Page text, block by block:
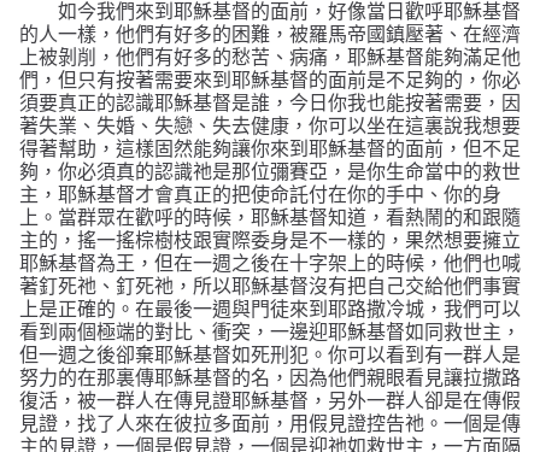
如今我們來到耶穌基督的面前，好像當日歡呼耶穌基督
的人一樣，他們有好多的困難，被羅馬帝國鎮壓著、在經濟
上被剝削，他們有好多的愁苦、病痛，耶穌基督能夠滿足他
們，但只有按著需要來到耶穌基督的面前是不足夠的，你必
須要真正的認識耶穌基督是誰，今日你我也能按著需要，因
著失業、失婚、失戀、失去健康，你可以坐在這裏說我想要
得著幫助，這樣固然能夠讓你來到耶穌基督的面前，但不足
夠，你必須真的認識祂是那位彌賽亞，是你生命當中的救世
主，耶穌基督才會真正的把使命託付在你的手中、你的身
上。當群眾在歡呼的時候，耶穌基督知道，看熱鬧的和跟隨
主的，搖一搖棕樹枝跟實際委身是不一樣的，果然想要擁立
耶穌基督為王，但在一週之後在十字架上的時候，他們也喊
著釘死祂、釘死祂，所以耶穌基督沒有把自己交給他們事實
上是正確的。在最後一週與門徒來到耶路撒冷城，我們可以
看到兩個極端的對比、衝突，一邊迎耶穌基督如同救世主，
但一週之後卻棄耶穌基督如死刑犯。你可以看到有一群人是
努力的在那裏傳耶穌基督的名，因為他們親眼看見讓拉撒路
復活，被一群人在傳見證耶穌基督，另外一群人卻是在傳假
見證，找了人來在彼拉多面前，用假見證控告祂。一個是傳
主的見證，一個是假見證，一個是迎祂如救世主，一方面隔